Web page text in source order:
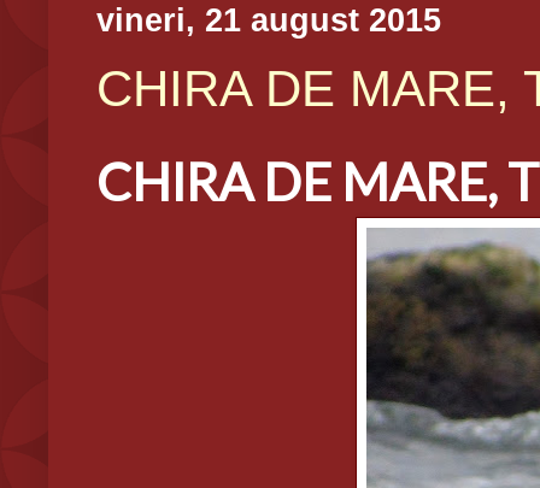
vineri, 21 august 2015
CHIRA DE MARE,
CHIRA DE MARE,